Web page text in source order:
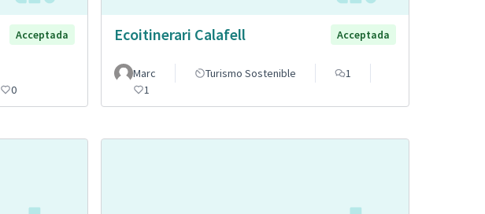
Acceptada
0
Ecoitinerari Calafell Acceptada
Marc Turismo Sostenible
1
1